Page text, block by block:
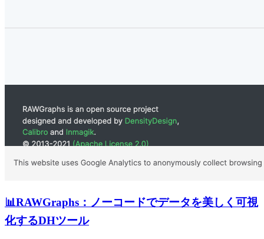
📊RAWGraphs：ノーコードでデータを美しく可視
化するDHツール